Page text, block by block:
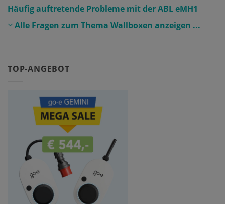
Häufig auftretende Probleme mit der ABL eMH1
Alle Fragen zum Thema Wallboxen anzeigen ...
TOP-ANGEBOT